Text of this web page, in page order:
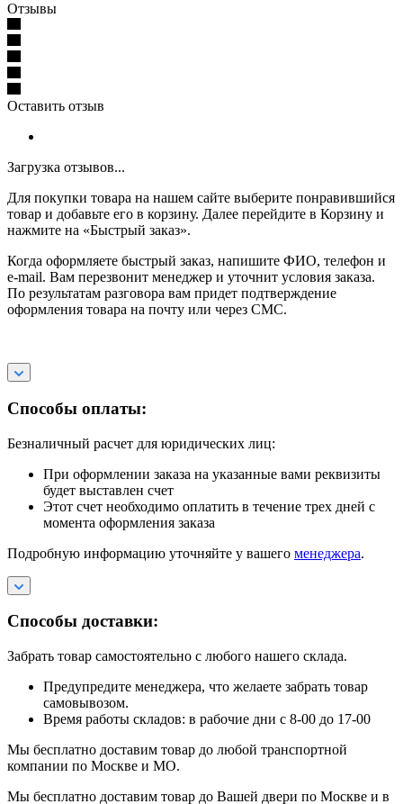
Отзывы
Оставить отзыв
Загрузка отзывов...
Для покупки товара на нашем сайте выберите понравившийся
товар и добавьте его в корзину. Далее перейдите в Корзину и
нажмите на «Быстрый заказ».
Когда оформляете быстрый заказ, напишите ФИО, телефон и
e-mail. Вам перезвонит менеджер и уточнит условия заказа.
По результатам разговора вам придет подтверждение
оформления товара на почту или через СМС.
Способы оплаты:
Безналичный расчет для юридических лиц:
При оформлении заказа на указанные вами реквизиты
будет выставлен счет
Этот счет необходимо оплатить в течение трех дней с
момента оформления заказа
Подробную информацию уточняйте у вашего менеджера.
Способы доставки:
Забрать товар самостоятельно с любого нашего склада.
Предупредите менеджера, что желаете забрать товар
самовывозом.
Время работы складов: в рабочие дни с 8-00 до 17-00
Мы бесплатно доставим товар до любой транспортной
компании по Москве и МО.
Мы бесплатно доставим товар до Вашей двери по Москве и в